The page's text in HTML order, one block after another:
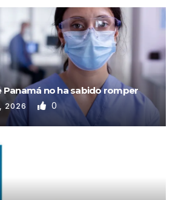
Panamá no ha sabido romper
2026 0